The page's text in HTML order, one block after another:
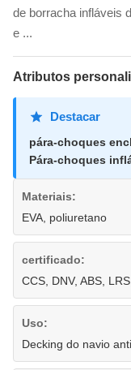
de borracha infláveis
e ...
Atributos
Destacar
pára-choques
Pára-choques
Materiais:
EVA, poliuretano
certificado:
CCS, DNV, ABS,
Uso:
Decking do navio